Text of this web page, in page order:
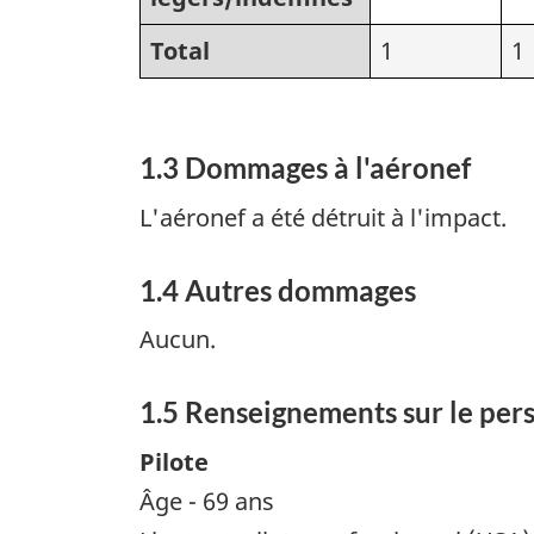
Total 1 1
1.3 Dommages à l'aéronef
L'aéronef a été détruit à l'impact.
1.4 Autres dommages
Aucun.
1.5 Renseignements sur le
Pilote
Âge - 69 ans